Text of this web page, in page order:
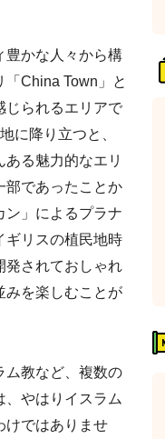
豊かな人々から構
China Town」と
じられるエリアで
に降り立つと、
る魅力的なエリ
部であったことか
ン」によるプラナ
ギリスの植民地時
発されておしゃれ
みを楽しむことが
ム教など、複数の
、やはりイスラム
けではありませ